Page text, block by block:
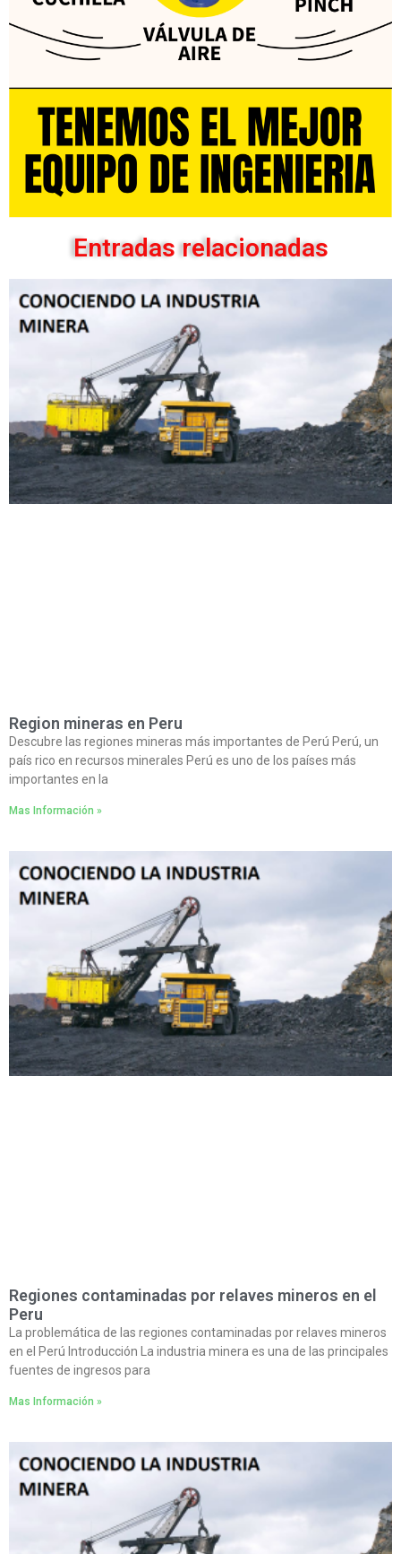
Entradas relacionadas
Region mineras en Peru
Descubre las regiones mineras más importantes de Perú Perú, un
país rico en recursos minerales Perú es uno de los países más
importantes en la
Mas Información »
Regiones contaminadas por relaves mineros en el
Peru
La problemática de las regiones contaminadas por relaves mineros
en el Perú Introducción La industria minera es una de las principales
fuentes de ingresos para
Mas Información »